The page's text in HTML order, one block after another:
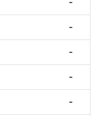
-
-
-
-
-